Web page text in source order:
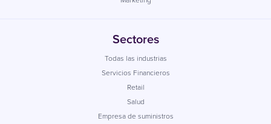
Sectores
Todas las industrias
Servicios Financieros
Retail
Salud
Empresa de suministros